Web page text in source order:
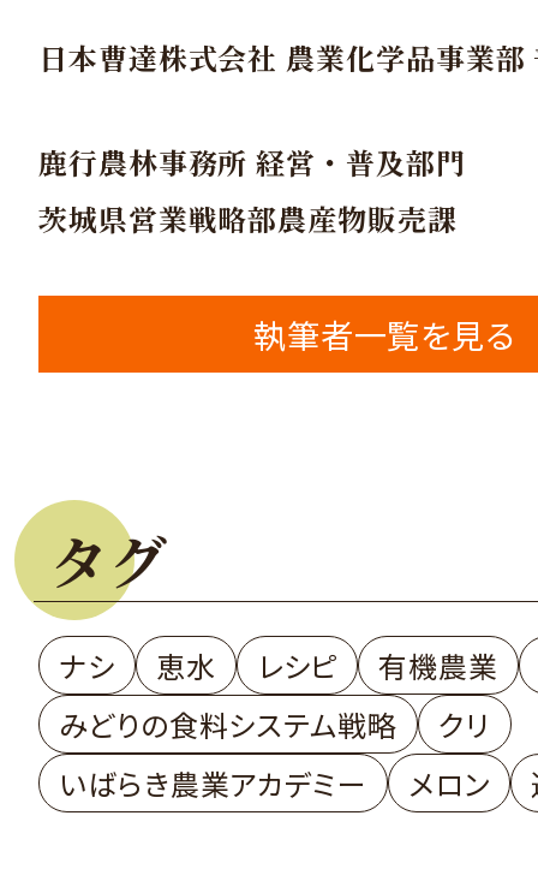
日本曹達株式会社 農業化学品事業部
鹿行農林事務所 経営・普及部門
茨城県営業戦略部農産物販売課
執筆者一覧を見る
タグ
ナシ 恵水 レシピ
有機農業
みどりの食料システム戦略
クリ
いばらき農業アカデミー
メロン